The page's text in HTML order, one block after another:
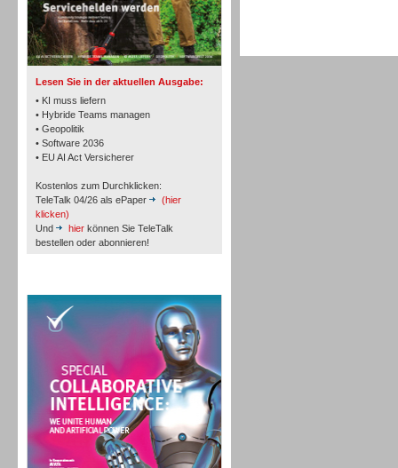
Lesen Sie in der aktuellen Ausgabe:
• KI muss liefern
• Hybride Teams managen
• Geopolitik
• Software 2036
• EU AI Act Versicherer
Kostenlos zum Durchklicken:
TeleTalk 04/26 als ePaper
(hier
klicken)
Und
hier können Sie TeleTalk
bestellen oder abonnieren!
TK- und ACD-Systeme
Workforce-Management
Personal